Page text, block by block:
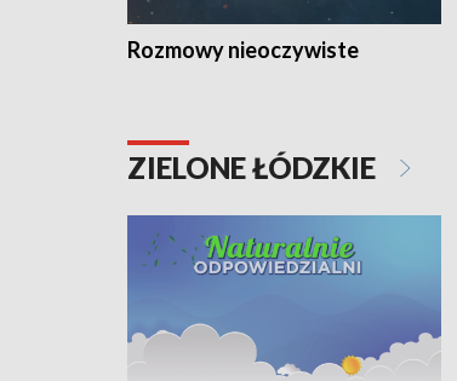
Rozmowy nieoczywiste
ZIELONE ŁÓDZKIE